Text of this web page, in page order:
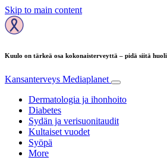
Skip to main content
Kuulo on tärkeä osa kokonaisterveyttä – pidä siitä huoli
Kansanterveys Mediaplanet
Dermatologia ja ihonhoito
Diabetes
Sydän ja verisuonitaudit
Kultaiset vuodet
Syöpä
More